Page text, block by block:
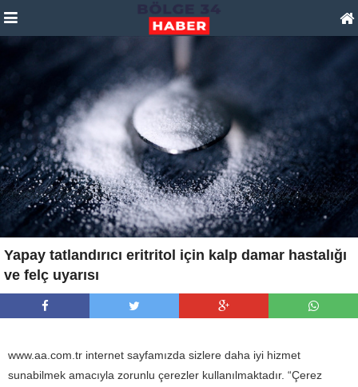
Yapay tatlandırıcı eritritol için kalp damar hastalığı
ve felç uyarısı
www.aa.com.tr internet sayfamızda sizlere daha iyi hizmet
sunabilmek amacıyla zorunlu çerezler kullanılmaktadır. “Çerez